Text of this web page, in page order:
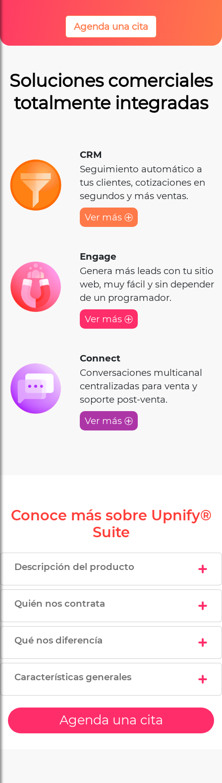
Agenda una cita
Soluciones comerciales
totalmente integradas
CRM
Seguimiento automático a
tus clientes, cotizaciones en
segundos y más ventas.
Ver más
Engage
Genera más leads con tu sitio
web, muy fácil y sin depender
de un programador.
Ver más
Connect
Conversaciones multicanal
centralizadas para venta y
soporte post-venta.
Ver más
Conoce más sobre Upnify®
Suite
Descripción del producto
Quién nos contrata
Qué nos diferencía
Características generales
Agenda una cita